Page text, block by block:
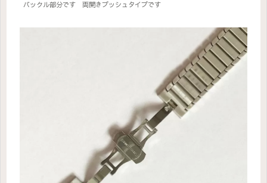
バックル部分です 両開きプッシュタイプです